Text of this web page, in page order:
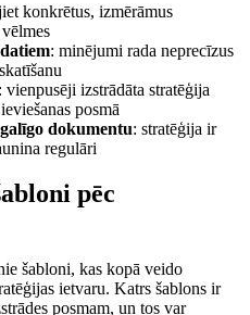
konkrētus, izmērāmus
: minējumi rada neprecīzus
: vienpusēji izstrādāta stratēģija
posmā
dokumentu: stratēģija ir
regulāri
pēc
šabloni, kas kopā veido
ietvaru. Katrs šablons ir
posmam, un tos var